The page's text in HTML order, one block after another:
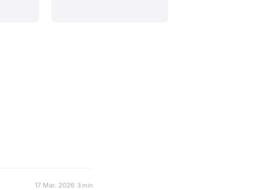
17 Mar. 2026 3 min